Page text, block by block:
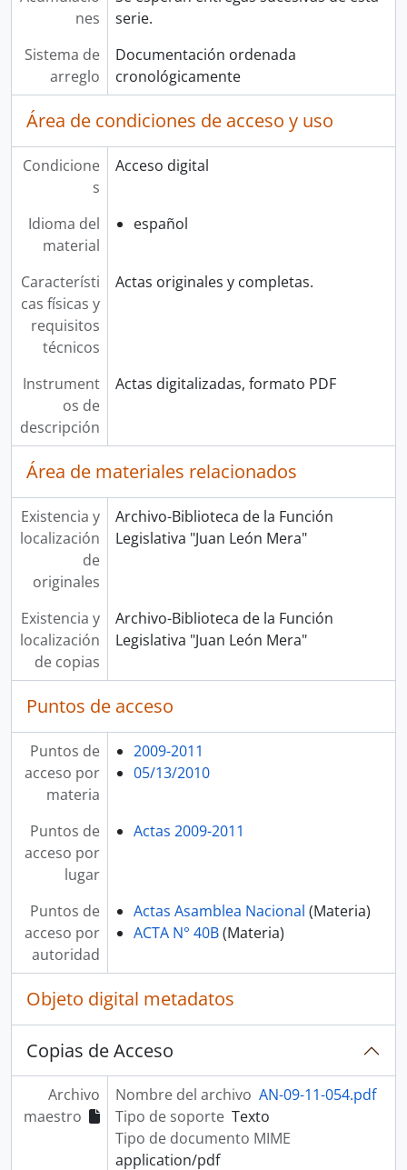
nes
serie.
Sistema de
arreglo
Documentación ordenada
cronológicamente
Área de condiciones de acceso y uso
Condicione
s
Acceso digital
Idioma del
material
español
Característi
cas físicas y
requisitos
técnicos
Actas originales y completas.
Instrument
os de
descripción
Actas digitalizadas, formato PDF
Área de materiales relacionados
Existencia y
localización
de
originales
Archivo-Biblioteca de la Función
Legislativa "Juan León Mera"
Existencia y
localización
de copias
Archivo-Biblioteca de la Función
Legislativa "Juan León Mera"
Puntos de acceso
Puntos de
acceso por
materia
2009-2011
05/13/2010
Puntos de
acceso por
lugar
Actas 2009-2011
Puntos de
acceso por
autoridad
Actas Asamblea Nacional (Materia)
ACTA N° 40B(Materia)
Objeto digital metadatos
Copias de Acceso
Archivo
maestro
Nombre del archivo AN-09-11-054.pdf
Tipo de soporte Texto
Tipo de documento MIME
application/pdf